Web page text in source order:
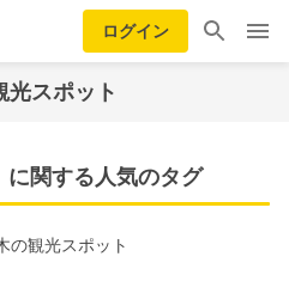
ログイン
光スポット
に関する人気のタグ
の観光スポット